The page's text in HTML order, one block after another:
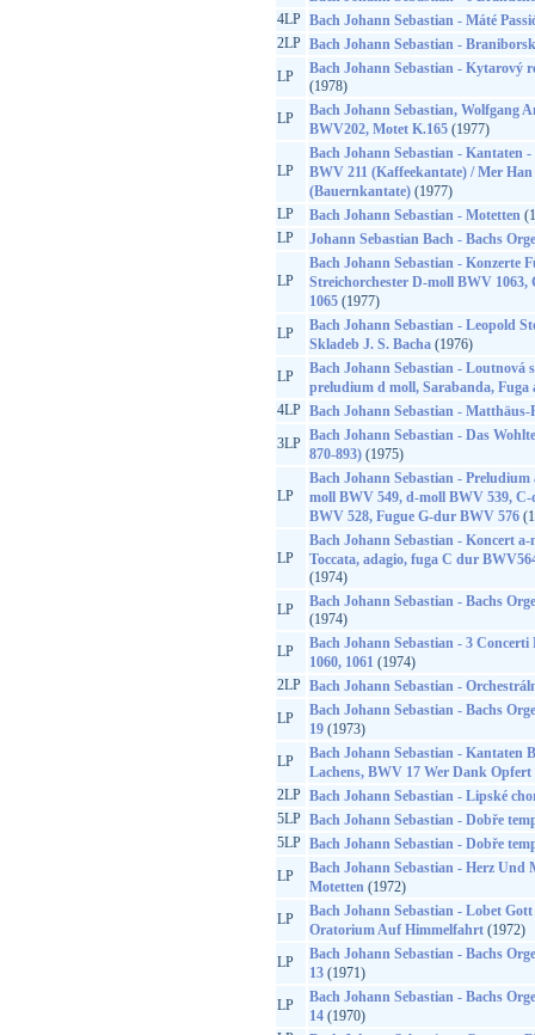
4LP Bach Johann Sebastian - Máté
2LP Bach Johann Sebastian -
LP
Bach Johann Sebastian - Kytarový
(1978)
LP
Bach Johann Sebastian, Wolfgang
BWV202, Motet K.165(1977)
LP
Bach Johann Sebastian - Kantaten
BWV 211 (Kaffeekantate) / Mer
(Bauernkantate)(1977)
LP
Bach Johann Sebastian - Motetten
LP
Johann Sebastian Bach - Bachs
LP
Bach Johann Sebastian - Konzerte
Streichorchester D-moll BWV
1065(1977)
LP
Bach Johann Sebastian - Leopold
Skladeb J. S. Bacha(1976)
LP
Bach Johann Sebastian - Loutnová
preludium d moll, Sarabanda, Fuga
4LP Bach Johann Sebastian - Matthäus-
3LP Bach Johann Sebastian - Das
870-893)(1975)
LP
Bach Johann Sebastian -
moll BWV 549, d-moll BWV 539,
BWV 528, Fugue G-dur BWV 576
LP
Bach Johann Sebastian - Koncert
Toccata, adagio, fuga C dur
(1974)
LP
Bach Johann Sebastian - Bachs
(1974)
LP
Bach Johann Sebastian - 3
1060, 1061(1974)
2LP Bach Johann Sebastian -
LP
Bach Johann Sebastian - Bachs
19(1973)
LP
Bach Johann Sebastian - Kantaten
Lachens, BWV 17 Wer Dank Opfert
2LP Bach Johann Sebastian - Lipské
5LP Bach Johann Sebastian - Dobře
5LP Bach Johann Sebastian - Dobře
LP
Bach Johann Sebastian - Herz
Motetten(1972)
LP
Bach Johann Sebastian - Lobet
Oratorium Auf Himmelfahrt(1972)
LP
Bach Johann Sebastian - Bachs
13(1971)
LP
Bach Johann Sebastian - Bachs
14(1970)